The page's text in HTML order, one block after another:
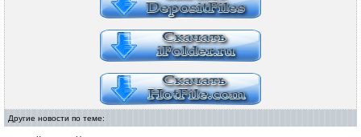
Другие новости по теме: